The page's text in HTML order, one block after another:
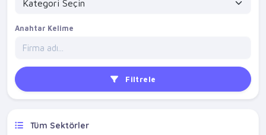
Anahtar Kelime
Filtrele
Tüm Sektörler